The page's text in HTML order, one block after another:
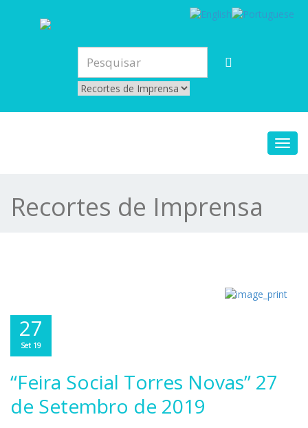
Recortes de Imprensa
27
Set 19
“Feira Social Torres Novas” 27
de Setembro de 2019